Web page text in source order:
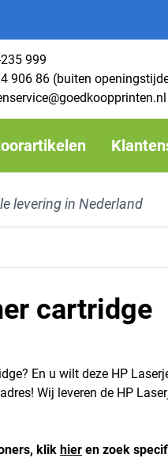
999
906 86 (buiten
levering in Nederland
cartridge
En u wilt deze HP
Wij leveren de HP
klik hier en zoek